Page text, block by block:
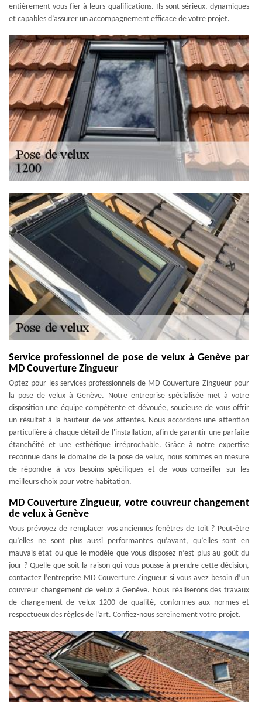
entièrement vous fier à leurs qualifications. Ils sont sérieux, dynamiques
et capables d’assurer un accompagnement efficace de votre projet.
Service professionnel de pose de velux à Genève par
MD Couverture Zingueur
Optez pour les services professionnels de MD Couverture Zingueur pour
la pose de velux à Genève. Notre entreprise spécialisée met à votre
disposition une équipe compétente et dévouée, soucieuse de vous offrir
un résultat à la hauteur de vos attentes. Nous accordons une attention
particulière à chaque détail de l'installation, afin de garantir une parfaite
étanchéité et une esthétique irréprochable. Grâce à notre expertise
reconnue dans le domaine de la pose de velux, nous sommes en mesure
de répondre à vos besoins spécifiques et de vous conseiller sur les
meilleurs choix pour votre habitation.
MD Couverture Zingueur, votre couvreur changement
de velux à Genève
Vous prévoyez de remplacer vos anciennes fenêtres de toit ? Peut-être
qu’elles ne sont plus aussi performantes qu’avant, qu’elles sont en
mauvais état ou que le modèle que vous disposez n’est plus au goût du
jour ? Quelle que soit la raison qui vous pousse à prendre cette décision,
contactez l’entreprise MD Couverture Zingueur si vous avez besoin d’un
couvreur changement de velux à Genève. Nous réaliserons des travaux
de changement de velux 1200 de qualité, conformes aux normes et
respectueux des règles de l’art. Confiez-nous sereinement votre projet.